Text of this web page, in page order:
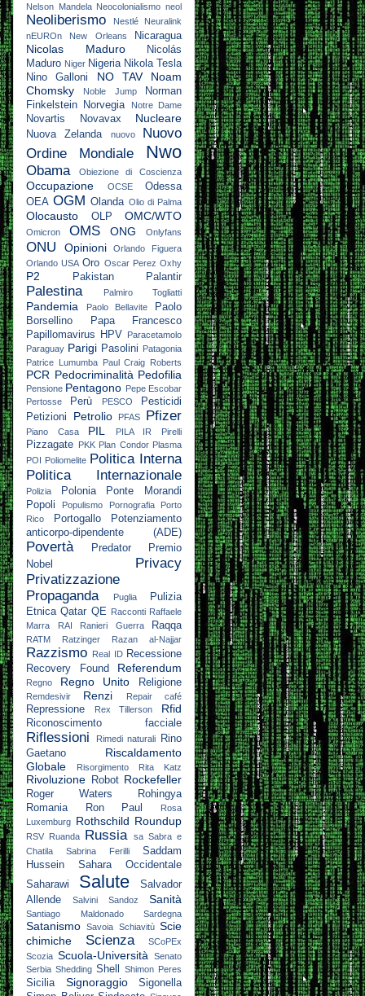
Nelson Mandela Neocolonialismo neol
Neoliberismo Nestlé
Neuralink
nEUROn
New Orleans Nicaragua
Nicolas Maduro
Nicolás
Maduro Niger Nigeria Nikola Tesla
Nino Galloni
NO TAV
Noam
Chomsky
Noble Jump
Norman
Finkelstein
Norvegia Notre Dame
Novartis Novavax Nucleare
Nuova Zelanda nuovo
Nuovo
Ordine Mondiale
Nwo
Obama Obiezione di Coscienza
Occupazione OCSE
Odessa
OEA OGM Olanda Olio di Palma
Olocausto OLP OMC/WTO
Omicron OMS ONG Onlyfans
ONU Opinioni
Orlando Figuera
Orlando USA Oro Oscar Perez Oxhy
P2 Pakistan Palantir
Palestina Palmiro Togliatti
Pandemia Paolo Bellavite
Paolo
Borsellino
Papa Francesco
Papillomavirus HPV Paracetamolo
Paraguay Parigi Pasolini Patagonia
Patrice Lumumba
Paul Craig Roberts
PCR Pedocriminalità Pedofilia
Pensione Pentagono Pepe Escobar
Pertosse
Perù PESCO
Pesticidi
Petizioni
Petrolio PFAS Pfizer
Piano Casa PIL PILA IR Pirelli
Pizzagate PKK Plan Condor Plasma
POI Poliomelite Politica Interna
Politica Internazionale
Polizia Polonia
Ponte Morandi
Popoli
Populismo Pornografia
Porto
Rico
Portogallo
Potenziamento
anticorpo-dipendente (ADE)
Povertà Predator
Premio
Nobel
Privacy
Privatizzazione
Propaganda
Puglia
Pulizia
Etnica Qatar QE Racconti Raffaele
Marra
RAI Ranieri Guerra Raqqa
RATM Ratzinger Razan al-Najjar
Razzismo Real ID Recessione
Recovery Found
Referendum
Regno Regno Unito Religione
Remdesivir Renzi Repair café
Repressione Rex Tillerson Rfid
Riconoscimento facciale
Riflessioni Rimedi naturali
Rino
Gaetano
Riscaldamento
Globale
Risorgimento Rita Katz
Rivoluzione Robot Rockefeller
Roger Waters
Rohingya
Romania
Ron Paul
Rosa
Luxemburg Rothschild Roundup
RSV Ruanda Russia sa Sabra e
Chatila
Sabrina Ferilli
Saddam
Hussein
Sahara Occidentale
Saharawi
Salute
Salvador
Allende
Salvini Sandoz Sanità
Santiago Maldonado Sardegna
Satanismo Savoia Schiavitù Scie
chimiche
Scienza
SCoPEx
Scozia Scuola-Università
Senato
Serbia Shedding Shell Shimon Peres
Sicilia Signoraggio
Sigonella